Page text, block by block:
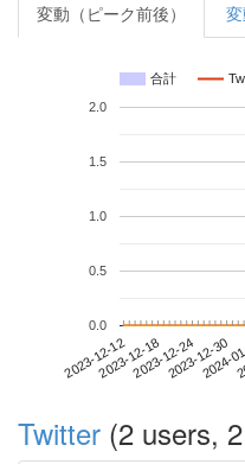
変動（ピーク前後） 変
合計
2023-12-122023-12-182023-12-242023-12-30
2024-
0.0
0.5
1.0
1.5
2.0
Twitter (2 users,